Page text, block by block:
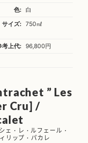
色:
白
サイズ: 750㎖
考上代:
96,800円
” Les
Cru] /
ェ・レ・ルフェール・
リップ・パカレ